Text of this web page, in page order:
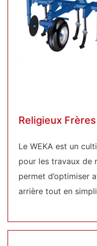
Religieux
Le WEKA est un
pour les travaux de
permet d’optimiser
arrière tout en